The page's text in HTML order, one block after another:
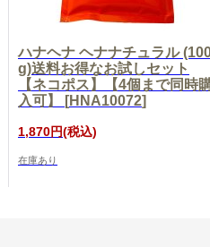
ハナヘナ ヘナナチュラル
g)送料お得なお試しセット
【ネコポス】【4個まで同時
入可】
[HNA10072]
1,870円(税込)
在庫あり